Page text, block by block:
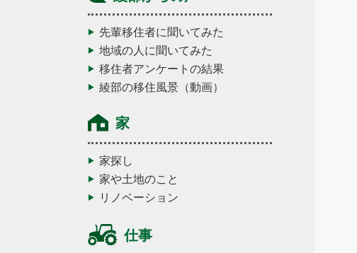
先輩移住者に聞いてみた
地域の人に聞いてみた
移住者アンケートの結果
綾部の移住風景（動画）
家
家探し
家や土地のこと
リノベーション
仕事